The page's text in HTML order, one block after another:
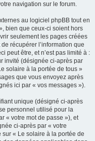
navigation sur le forum.
au logiciel phpBB tout en
bien que ceux-ci soient hors
seulement les pages créées
récupérer l’information que
peut être, et n’est pas limité à :
invité (désignée ci-après par
solaire à la portée de tous »
que vous envoyez après
ici par « vos messages »).
unique (désigné ci-après
personnel utilisé pour la
« votre mot de passe »), et
ci-après par « votre
« Le solaire à la portée de